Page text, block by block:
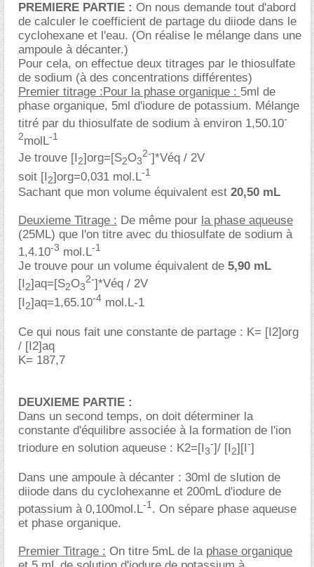
PREMIERE PARTIE : On nous demande tout d'abord
de calculer le coefficient de partage du diiode dans le
cyclohexane et l'eau. (On réalise le mélange dans une
ampoule à décanter.)
Pour cela, on effectue deux titrages par le thiosulfate
de sodium (à des concentrations différentes)
Premier titrage :Pour la phase organique : 5ml de
phase organique, 5ml d'iodure de potassium. Mélange
titré par du thiosulfate de sodium à environ 1,50.10-
2molL-1
Je trouve [I2]org=[S2O3
2-]*Véq / 2V
soit [I2]org=0,031 mol.L-1
Sachant que mon volume équivalent est 20,50 mL
Deuxieme Titrage : De même pour la phase aqueuse
(25ML) que l'on titre avec du thiosulfate de sodium à
1,4.10-3 mol.L-1
Je trouve pour un volume équivalent de 5,90 mL
[I2]aq=[S2O3
2-]*Véq / 2V
[I2]aq=1,65.10-4 mol.L-1
Ce qui nous fait une constante de partage : K= [I2]org
/ [I2]aq
K= 187,7
DEUXIEME PARTIE :
Dans un second temps, on doit déterminer la
constante d'équilibre associée à la formation de l'ion
triodure en solution aqueuse : K2=[I3
-]/ [I2][I-]
Dans une ampoule à décanter : 30ml de slution de
diiode dans du cyclohexanne et 200mL d'iodure de
potassium à 0,100mol.L-1. On sépare phase aqueuse
et phase organique.
Premier Titrage : On titre 5mL de la phase organique